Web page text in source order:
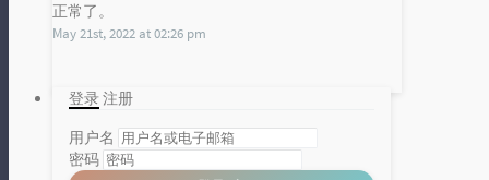
正常了。
May 21st, 2022 at 02:26 pm
登录注册
用户名
密码
们，当然重要的角色应该是管理员。